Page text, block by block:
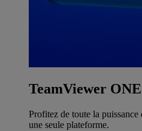
TeamViewer ONE
Profitez de toute la
une seule plateforme.